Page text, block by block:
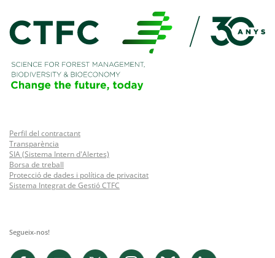
Perfil del contractant
Transparència
SIA (Sistema Intern d'Alertes)
Borsa de treball
Protecció de dades i política de privacitat
Sistema Integrat de Gestió CTFC
Segueix-nos!